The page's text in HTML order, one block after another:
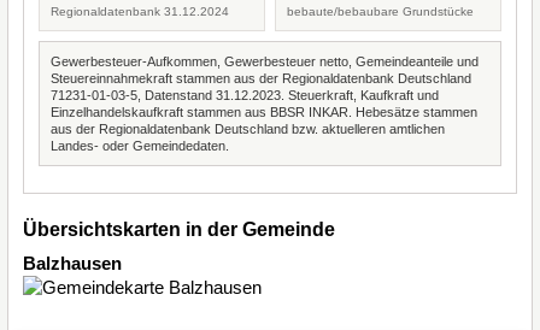
Regionaldatenbank 31.12.2024 bebaute/bebaubare Grundstücke
Gewerbesteuer-Aufkommen, Gewerbesteuer netto, Gemeindeanteile und
Steuereinnahmekraft stammen aus der Regionaldatenbank Deutschland
71231-01-03-5, Datenstand 31.12.2023. Steuerkraft, Kaufkraft und
Einzelhandelskaufkraft stammen aus BBSR INKAR. Hebesätze stammen
aus der Regionaldatenbank Deutschland bzw. aktuelleren amtlichen
Landes- oder Gemeindedaten.
Übersichtskarten in der Gemeinde
Balzhausen